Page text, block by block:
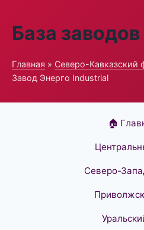
База
Главная » Северо-Кавказский
Завод Энерго Industrial
🏠
Северо-